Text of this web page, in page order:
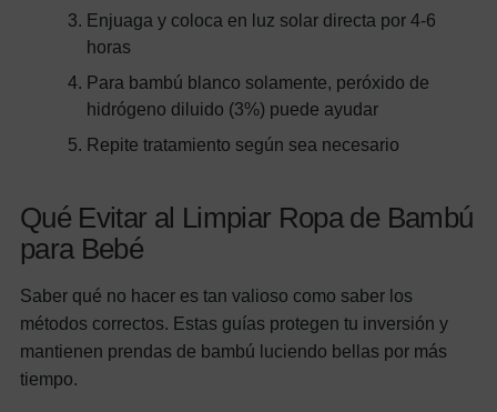
Enjuaga y coloca en luz solar directa por 4-6
horas
Para bambú blanco solamente, peróxido de
hidrógeno diluido (3%) puede ayudar
Repite tratamiento según sea necesario
Qué Evitar al Limpiar Ropa de Bambú
para Bebé
Saber qué no hacer es tan valioso como saber los
métodos correctos. Estas guías protegen tu inversión y
mantienen prendas de bambú luciendo bellas por más
tiempo.